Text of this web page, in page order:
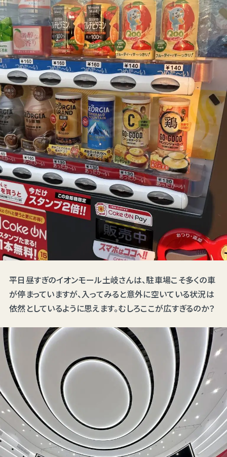
平日昼すぎのイオンモール土岐さんは、駐車場こそ多くの車
が停まっていますが、入ってみると意外に空いている状況は
依然としているように思えます。むしろここが広すぎるのか？